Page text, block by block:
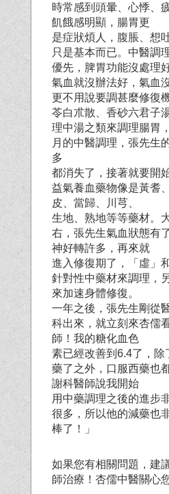
時常感到頭暈、心悸、
飢餓感明顯，腸胃更
是症狀煩人，腹脹、想
只是基本而已。中醫調
優先，脾胃功能沒 處理
氣血就沒辦法好，氣血
更不用說要調甚麼修復
苓白朮散、香砂六君子湯
理中湯之類來調理腸胃
月的中醫調理，張先生
多
都消失了，接著就要開
益氣養血藥物像是黃耆
皮、當歸、川芎、
生地、熟地等等藥材。
右，張先生氣血狀態有
神好轉許多，再來就
進入修復期了，「虛」
針對性中藥材來調理，
來加速身體修復。
一年之後，張先生剛從
科出來，就立刻來杏儒
師！我的糖化血色
素已經改善到6.4了，除
藥了之外，口服西藥也
謝科醫師說我開始
用中藥調理之後的進步
很多，所以他的減藥也
棒了！」
如果您有相關問題，建
師治療！杏儒中醫關心